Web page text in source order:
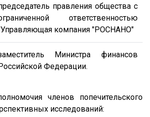
правления общества с
ответственностью
компания "РОСНАНО"
Министра финансов
Федерации.
членов попечительского
исследований: